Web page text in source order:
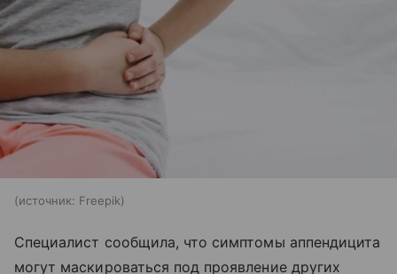
источник: Freepik
Специалист сообщила, что симптомы аппендицита
могут маскироваться под проявление других